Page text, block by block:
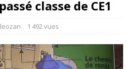
classe de CE1
1 492 vues